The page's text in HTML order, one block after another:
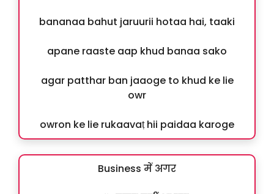
bananaa bahut jaruurii hotaa hai, taaki
apane raaste aap khud banaa sako
agar patthar ban jaaoge to khud ke lie
owr
owron ke lie rukaavaṭ hii paidaa karoge
Business में अगर